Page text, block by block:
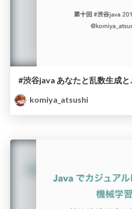
#渋谷java あなたと乱数生成と
komiya_atsushi